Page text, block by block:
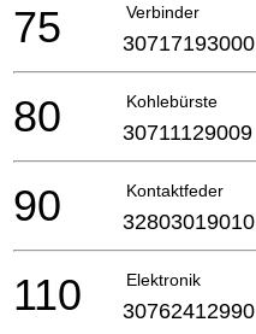
Verbinder
75 30717193000
Kohlebürste
80 30711129009
Kontaktfeder
90 32803019010
Elektronik
110 30762412990